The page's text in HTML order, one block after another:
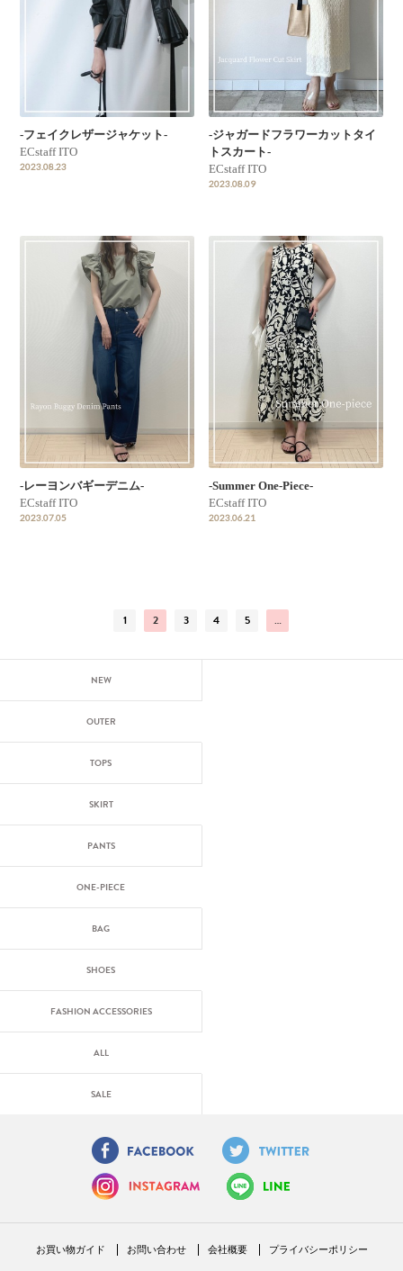
-フェイクレザージャケット-
ECstaff ITO
2023.08.23
-ジャガードフラワーカットタイ
トスカート-
ECstaff ITO
2023.08.09
-レーヨンバギーデニム-
ECstaff ITO
2023.07.05
-Summer One-Piece-
ECstaff ITO
2023.06.21
1 2 3 4 5 …
NEW
OUTER
TOPS
SKIRT
PANTS
ONE-PIECE
BAG
SHOES
FASHION ACCESSORIES
ALL
SALE
お買い物ガイド お問い合わせ 会社概要 プライバシーポリシー